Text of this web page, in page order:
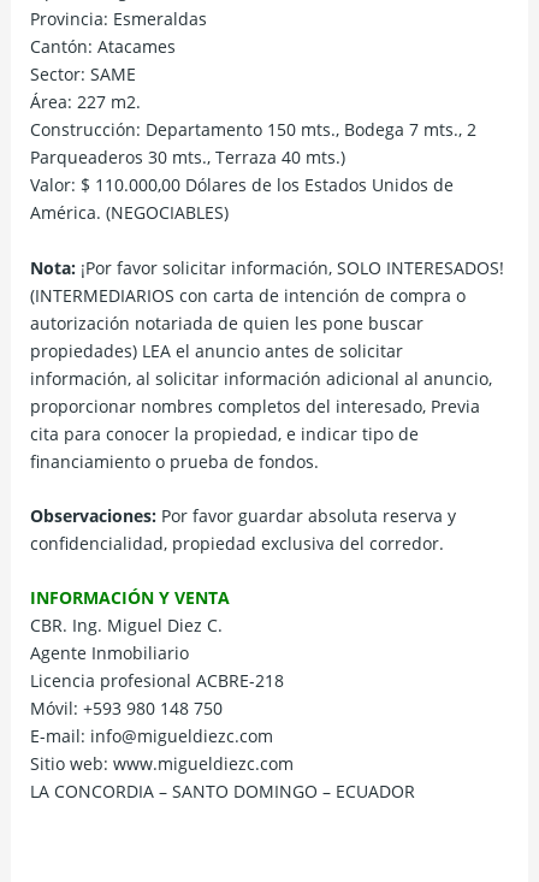
Provincia: Esmeraldas
Cantón: Atacames
Sector: SAME
Área: 227 m2.
Construcción: Departamento 150 mts., Bodega 7 mts., 2
Parqueaderos 30 mts., Terraza 40 mts.)
Valor: $ 110.000,00 Dólares de los Estados Unidos de
América. (NEGOCIABLES)
Nota: ¡Por favor solicitar información, SOLO INTERESADOS!
(INTERMEDIARIOS con carta de intención de compra o
autorización notariada de quien les pone buscar
propiedades) LEA el anuncio antes de solicitar
información, al solicitar información adicional al anuncio,
proporcionar nombres completos del interesado, Previa
cita para conocer la propiedad, e indicar tipo de
financiamiento o prueba de fondos.
Observaciones: Por favor guardar absoluta reserva y
confidencialidad, propiedad exclusiva del corredor.
INFORMACIÓN Y VENTA
CBR. Ing. Miguel Diez C.
Agente Inmobiliario
Licencia profesional ACBRE-218
Móvil: +593 980 148 750
E-mail: info@migueldiezc.com
Sitio web: www.migueldiezc.com
LA CONCORDIA – SANTO DOMINGO – ECUADOR